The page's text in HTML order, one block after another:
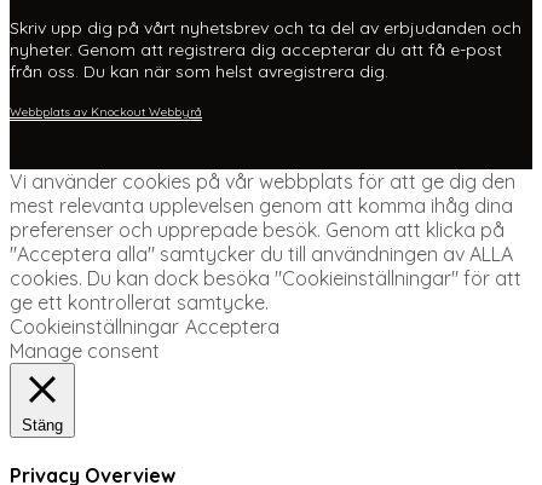
Skriv upp dig på vårt nyhetsbrev och ta del av erbjudanden och
nyheter. Genom att registrera dig accepterar du att få e-post
från oss. Du kan när som helst avregistrera dig.
Webbplats av Knockout Webbyrå
Vi använder cookies på vår webbplats för att ge dig den
mest relevanta upplevelsen genom att komma ihåg dina
preferenser och upprepade besök. Genom att klicka på
"Acceptera alla" samtycker du till användningen av ALLA
cookies. Du kan dock besöka "Cookieinställningar" för att
ge ett kontrollerat samtycke.
Cookieinställningar Acceptera
Manage consent
Stäng
Privacy Overview